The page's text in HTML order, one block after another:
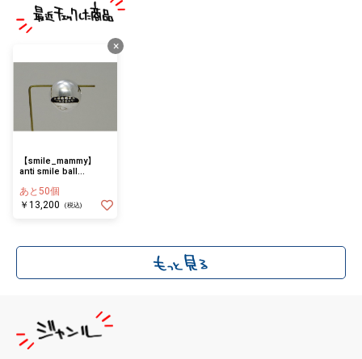
×
【smile_mammy】
anti smile ball
プ)
あと50個
￥13,200
(税込)